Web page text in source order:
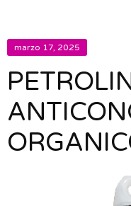
marzo 17, 2025